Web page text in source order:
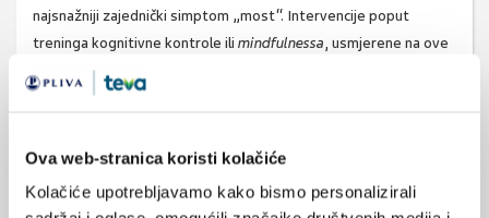
Ova web-stranica koristi kolačiće
Kolačiće upotrebljavamo kako bismo personalizirali
najsnažniji zajednički simptom „most“. Intervencije poput
treninga kognitivne kontrole ili mindfulnessa, usmjerene na ove
„mostove“, mogu prekinuti vezu između depresije i
nemogućnosti izražavanja emocija te dovesti do povoljnijih
Ključni koncept ovog istraživanja naglašava ambivalenciju prema
emocionalnom izražavanju. To nije samo potiskivanje osjećaja,